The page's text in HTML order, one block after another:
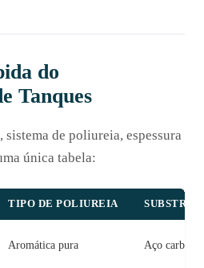
do
Tanques
de poliureia, espessura
única tabela:
TIPO DE POLIUREIA
Aromática pura Aço carbono